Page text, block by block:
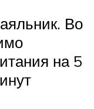
Во
на 5